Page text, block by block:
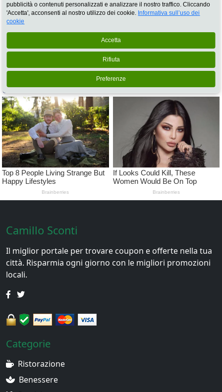
Data scadenza
31/07/2026
Scaricati
541 volte
Camillo Sconti
Il miglior portale per trovare coupon e offerte nella tua
città. Risparmia ogni giorno con le migliori promozioni
locali.
Categorie
Ristorazione
Benessere
pubblicità o contenuti personalizzati e analizzare il nostro traffico. Cliccando
'Accetta', acconsenti al nostro utilizzo dei cookie. Informativa sull’uso dei
cookie
Accetta
Rifiuta
Preferenze